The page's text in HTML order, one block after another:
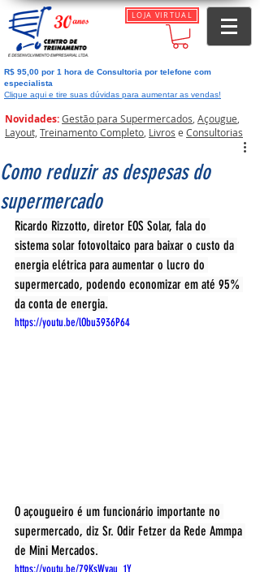
LOJA VIRTUAL
R$ 95,00 por 1 hora de Consultoria por telefone com
especialista
Clique aqui e tire suas dúvidas para aumentar as vendas!
Novidades:Gestão para Supermercados, Açougue,
Layout, Treinamento Completo, Livros e Consultorias
Como reduzir as despesas do
supermercado
Ricardo Rizzotto, diretor EOS Solar, fala do
sistema solar fotovoltaico para baixar o custo da
energia elétrica para aumentar o lucro do
supermercado, podendo economizar em até 95%
da conta de energia.
https://youtu.be/lObu3936P64
O açougueiro é um funcionário importante no
supermercado, diz Sr. Odir Fetzer da Rede Ammpa
de Mini Mercados.
https://youtu.be/79KsWvau_1Y